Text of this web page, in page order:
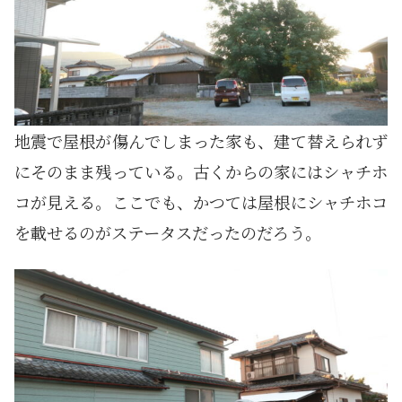
地震で屋根が傷んでしまった家も、建て替えられず
にそのまま残っている。古くからの家にはシャチホ
コが見える。ここでも、かつては屋根にシャチホコ
を載せるのがステータスだったのだろう。